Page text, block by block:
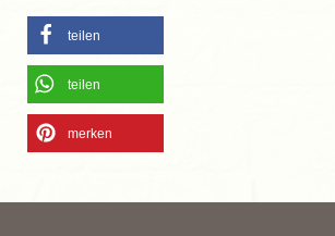
teilen
teilen
merken